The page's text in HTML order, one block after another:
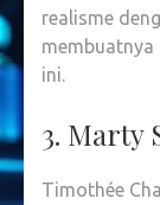
realisme
ini.
3. Marty
Timothée